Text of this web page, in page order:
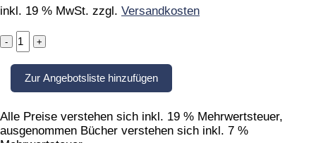
inkl. 19 % MwSt. zzgl. Versandkosten
schwarz
quantity
Zur Angebotsliste hinzufügen
Alle Preise verstehen sich inkl. 19 % Mehrwertsteuer,
ausgenommen Bücher verstehen sich inkl. 7 %